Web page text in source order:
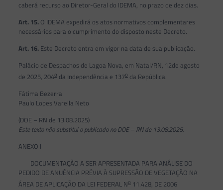
caberá recurso ao Diretor-Geral do IDEMA, no prazo de dez dias.
Art. 15.O IDEMA expedirá os atos normativos complementares
necessários para o cumprimento do disposto neste Decreto.
Art. 16.Este Decreto entra em vigor na data de sua publicação.
Palácio de Despachos de Lagoa Nova, em Natal/RN, 12de agosto
de 2025, 204oda Independência e 137oda República.
Fátima Bezerra
Paulo Lopes Varella Neto
(DOE – RN de 13.08.2025)
Este texto não substitui o publicado no DOE – RN de 13.08.2025.
ANEXO I
DOCUMENTAÇÃO A SER APRESENTADA PARA ANÁLISE DO
PEDIDO DE ANUÊNCIA PRÉVIA À SUPRESSÃO DE VEGETAÇÃO NA
ÁREA DE APLICAÇÃO DA LEI FEDERAL No11.428, DE 2006